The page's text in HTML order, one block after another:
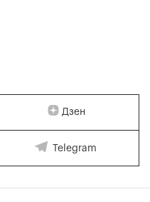
Дзен
Telegram